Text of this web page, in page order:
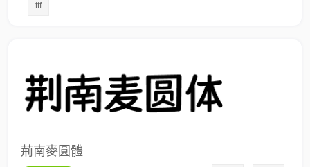
ttf
荊南麥圓體